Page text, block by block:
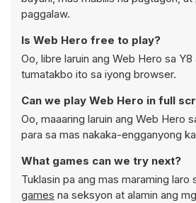
paggalaw.
Is Web Hero free to play?
Oo, libre laruin ang Web Hero sa
tumatakbo ito sa iyong browser.
Can we play Web Hero in full
Oo, maaaring laruin ang Web Hero
para sa mas nakaka-engganyong
What games can we try next?
Tuklasin pa ang mas maraming laro
games na seksyon at alamin ang